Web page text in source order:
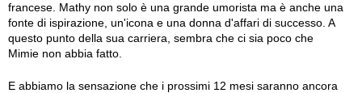
francese. Mathy non solo è una grande umorista ma è anche una
fonte di ispirazione, un'icona e una donna d'affari di successo. A
questo punto della sua carriera, sembra che ci sia poco che
Mimie non abbia fatto.
E abbiamo la sensazione che i prossimi 12 mesi saranno ancora